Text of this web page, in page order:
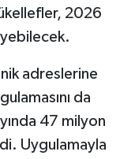
2026
adreslerine
da
47 milyon
Uygulamayla